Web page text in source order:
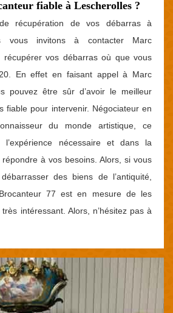
fiable à Lescherolles ?
récupération de vos débarras à
vous invitons à contacter Marc
récupérer vos débarras où que vous
En effet en faisant appel à Marc
pouvez être sûr d’avoir le meilleur
fiable pour intervenir. Négociateur en
du monde artistique, ce
l’expérience nécessaire et dans la
à vos besoins. Alors, si vous
des biens de l’antiquité,
77 est en mesure de les
intéressant. Alors, n’hésitez pas à